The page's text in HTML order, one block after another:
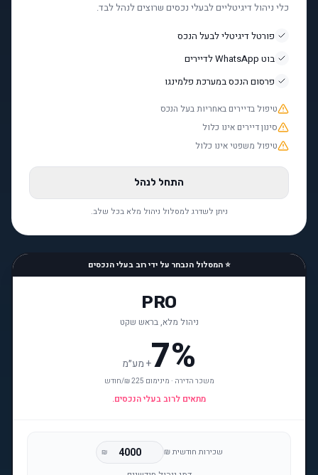
כלי ניהול דיגיטליים לבעלי נכסים שרוצים לנהל לבד.
פורטל דיגיטלי לבעל הנכס
בוט WhatsApp לדיירים
פרסום הנכס במערכת פלמינגו
טיפול בדיירים באחריות בעל הנכס
סינון דיירים אינו כלול
טיפול משפטי אינו כלול
התחל לנהל
ניתן לשדרג למסלול ניהול מלא בכל שלב.
⭐ המסלול הנבחר על ידי רוב בעלי הנכסים
PRO
ניהול מלא, בראש שקט
7%
+מע״מ
משכר הדירה · מינימום 225 ₪/חודש
מתאים לרוב בעלי הנכסים.
שכירות חודשית ₪ ₪